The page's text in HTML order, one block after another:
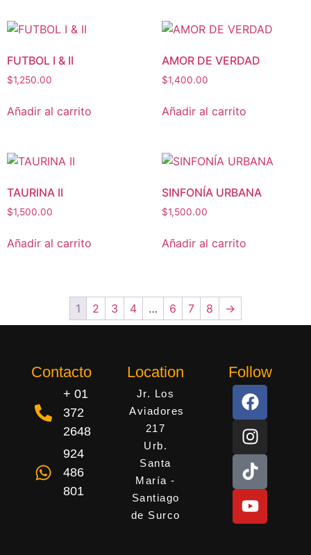
FUTBOL I & II
$1,250.00
Añadir al carrito
AMOR DE VERDAD
$1,400.00
Añadir al carrito
TAURINA II
$1,500.00
Añadir al carrito
SINFONÍA URBANA
$1,500.00
Añadir al carrito
1 2 3 4 … 6 7 8 →
Contacto
+ 01
372
2648
924
486
801
Location
Jr. Los
Aviadores
217
Urb.
Santa
María -
Santiago
de Surco
Follow